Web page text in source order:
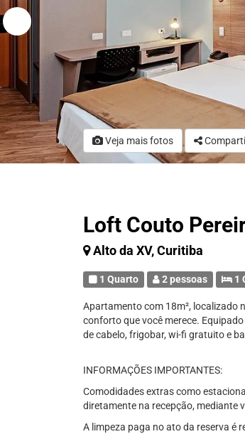
Veja mais fotos
Loft Couto
Alto da XV, Curitiba
1 Quarto 2 pessoas 1
Apartamento com 18m², localizado
conforto que você merece.
de cabelo, frigobar, wi-fi gratuito e
INFORMAÇÕES IMPORTANTES:
Comodidades extras como
diretamente na recepção, mediante
A limpeza paga no ato da reserva é